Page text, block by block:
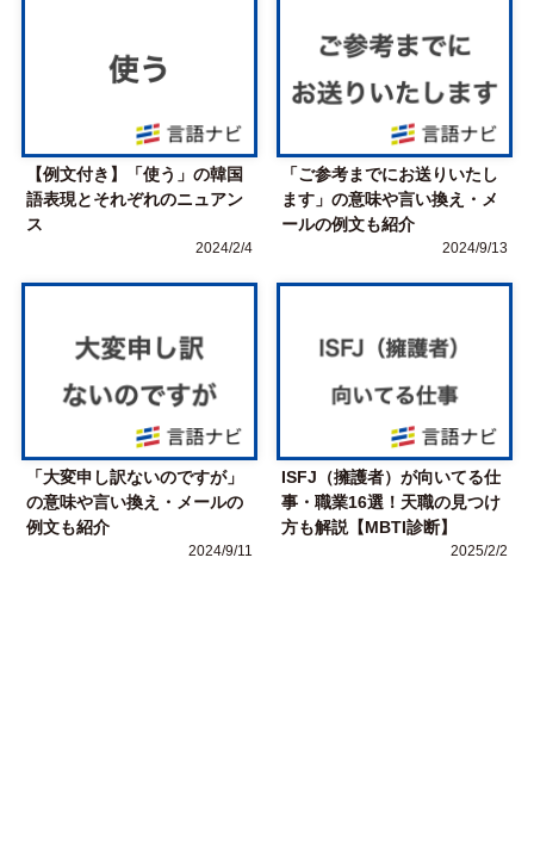
【例文付き】「使う」の韓国
語表現とそれぞれのニュアン
ス
2024/2/4
「ご参考までにお送りいたし
ます」の意味や言い換え・メ
ールの例文も紹介
2024/9/13
「大変申し訳ないのですが」
の意味や言い換え・メールの
例文も紹介
2024/9/11
ISFJ（擁護者）が向いてる仕
事・職業16選！天職の見つけ
方も解説【MBTI診断】
2025/2/2